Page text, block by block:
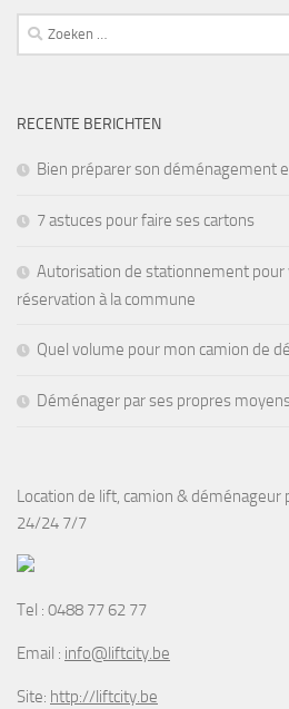
Zoeken
naar:
RECENTE BERICHTEN
Bien préparer son déménagement
7 astuces pour faire ses cartons
Autorisation de stationnement
réservation à la commune
Quel volume pour mon camion de
Déménager par ses propres
Location de lift, camion &
24/24 7/7
Tel : 0488 77 62 77
Email : info@liftcity.be
Site: http://liftcity.be